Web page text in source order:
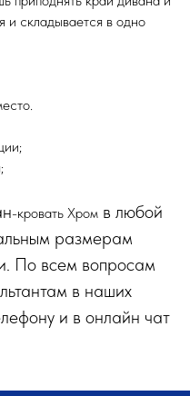
и складывается в одно
-кровать Хромв любой
размерам
По всем вопросам
в наших
и в онлайн чат